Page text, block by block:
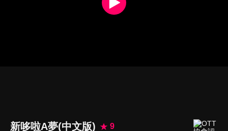
新哆啦A夢(中文版)
9